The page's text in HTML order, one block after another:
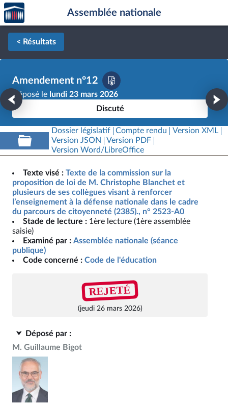
Aller au contenu
Aller en bas de la page
Accèder
à la
page
d'accueil
Assemblée nationale
< Résultats
Amendement n°12
Déposé le lundi 23 mars 2026
Discuté
Dossier législatif Compte rendu
Version XML
Version JSON
Version PDF
Version Word/LibreOffice
Texte visé : Texte de la commission sur la
proposition de loi de M. Christophe Blanchet et
plusieurs de ses collègues visant à renforcer
l’enseignement à la défense nationale dans le cadre
du parcours de citoyenneté (2385)., n° 2523-A0
Stade de lecture : 1ère lecture (1ère assemblée
saisie)
Examiné par : Assemblée nationale (séance
publique)
Code concerné : Code de l'éducation
REJETÉ
(jeudi 26 mars 2026)
Déposé par :
M. Guillaume Bigot